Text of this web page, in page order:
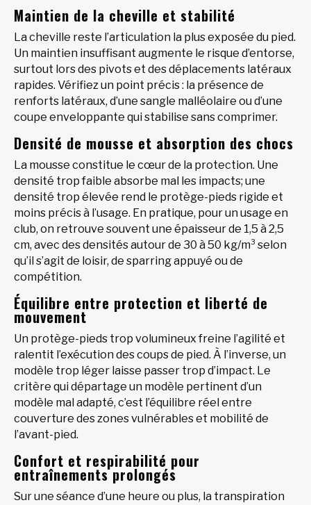
Maintien de la cheville et stabilité
La cheville reste l’articulation la plus exposée du pied.
Un maintien insuffisant augmente le risque d’entorse,
surtout lors des pivots et des déplacements latéraux
rapides. Vérifiez un point précis : la présence de
renforts latéraux, d’une sangle malléolaire ou d’une
coupe enveloppante qui stabilise sans comprimer.
Densité de mousse et absorption des chocs
La mousse constitue le cœur de la protection. Une
densité trop faible absorbe mal les impacts; une
densité trop élevée rend le protège-pieds rigide et
moins précis à l’usage. En pratique, pour un usage en
club, on retrouve souvent une épaisseur de 1,5 à 2,5
cm, avec des densités autour de 30 à 50 kg/m³ selon
qu’il s’agit de loisir, de sparring appuyé ou de
compétition.
Équilibre entre protection et liberté de
mouvement
Un protège-pieds trop volumineux freine l’agilité et
ralentit l’exécution des coups de pied. À l’inverse, un
modèle trop léger laisse passer trop d’impact. Le
critère qui départage un modèle pertinent d’un
modèle mal adapté, c’est l’équilibre réel entre
couverture des zones vulnérables et mobilité de
l’avant-pied.
Confort et respirabilité pour
entraînements prolongés
Sur une séance d’une heure ou plus, la transpiration